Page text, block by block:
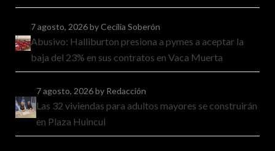
7 agosto, 2026by Cecilia Soberón
Abusivo: Halliburton presiona a pymes a aceptar la
baja del 23% en sus contratos en Vaca Muerta
7 agosto, 2026by Redacción
Las 32 viviendas para adultos mayores se construirán
en Plaza Huincul